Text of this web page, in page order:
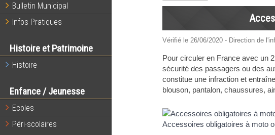
Bulletin Municipal
Infos Pratiques
Histoire et Patrimoine
Histoire
Enfance / Jeunesse
Ecoles
Péri-scolaires
Vérifié le 26/06/2020 - Direction de
Pour circuler en France avec un
sécurité des passagers ou des
constitue une infraction et
blouson, pantalon, chaussures,
Accessoires obligatoires à moto